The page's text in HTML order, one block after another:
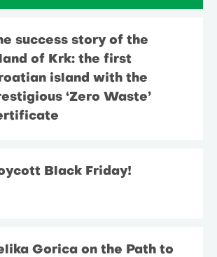
success story of the
of Krk: the first
island with the
‘Zero Waste’
Black Friday!
Gorica on the Path to